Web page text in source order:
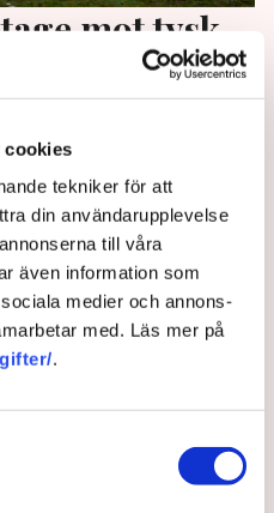
cookies
tekniker för att
din användarupplevelse
till våra
även information som
medier och annons-
med. Läs mer på
.
mot tysk
gasledning som byggs i
public service-bolaget